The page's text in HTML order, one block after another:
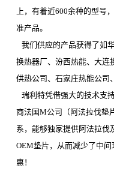
上，有着近600余种的型号
准产品。
我们供应的产品获得了如
换热器厂、汾西热能、大连
供热公司、石家庄热能公司
瑞利特凭借强大的技术支
商法国M公司（阿法拉伐垫
系，能够独家提供阿法拉伐
OEM垫片，从而减少了中
惠！